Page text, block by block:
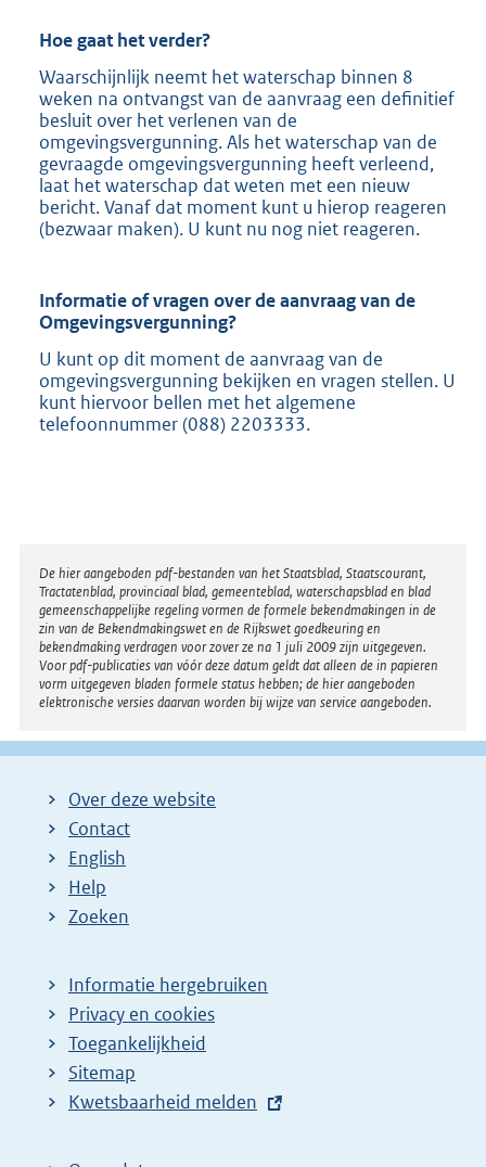
Hoe gaat het verder?
Waarschijnlijk neemt het waterschap binnen 8
weken na ontvangst van de aanvraag een definitief
besluit over het verlenen van de
omgevingsvergunning. Als het waterschap van de
gevraagde omgevingsvergunning heeft verleend,
laat het waterschap dat weten met een nieuw
bericht. Vanaf dat moment kunt u hierop reageren
(bezwaar maken). U kunt nu nog niet reageren.
Informatie of vragen over de aanvraag van de
Omgevingsvergunning?
U kunt op dit moment de aanvraag van de
omgevingsvergunning bekijken en vragen stellen. U
kunt hiervoor bellen met het algemene
telefoonnummer (088) 2203333.
Disclaimer
De hier aangeboden pdf-bestanden van het Staatsblad, Staatscourant,
Tractatenblad, provinciaal blad, gemeenteblad, waterschapsblad en blad
gemeenschappelijke regeling vormen de formele bekendmakingen in de
zin van de Bekendmakingswet en de Rijkswet goedkeuring en
bekendmaking verdragen voor zover ze na 1 juli 2009 zijn uitgegeven.
Voor pdf-publicaties van vóór deze datum geldt dat alleen de in papieren
vorm uitgegeven bladen formele status hebben; de hier aangeboden
elektronische versies daarvan worden bij wijze van service aangeboden.
Over deze website
Contact
English
Help
Zoeken
Informatie hergebruiken
Privacy en cookies
Toegankelijkheid
Sitemap
E
t
Kwetsbaarheid melden